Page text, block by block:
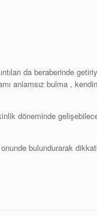
da beraberinde
anlamsız bulma ,
döneminde
bulundurarak